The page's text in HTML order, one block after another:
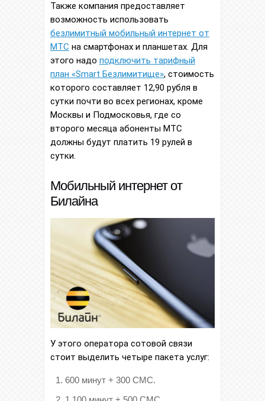
Также компания предоставляет
возможность использовать
безлимитный мобильный интернет от
МТС на смартфонах и планшетах. Для
этого надо подключить тарифный
план «Smart Безлимитище», стоимость
которого составляет 12,90 рубля в
сутки почти во всех регионах, кроме
Москвы и Подмосковья, где со
второго месяца абоненты МТС
должны будут платить 19 рулей в
сутки.
Мобильный интернет от
Билайна
У этого оператора сотовой связи
стоит выделить четыре пакета услуг:
600 минут + 300 СМС.